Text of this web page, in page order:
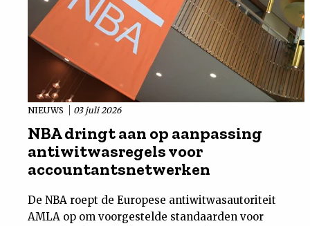
NIEUWS 03 juli 2026
NBA dringt aan op aanpassing
antiwitwasregels voor
accountantsnetwerken
De NBA roept de Europese antiwitwasautoriteit
AMLA op om voorgestelde standaarden voor